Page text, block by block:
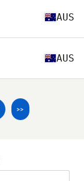
AUS
AUS
>>